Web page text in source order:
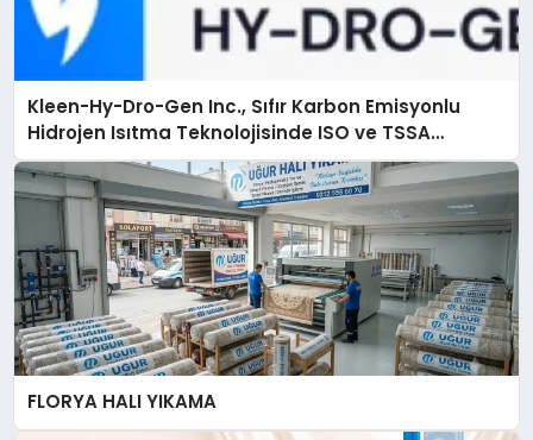
Kleen-Hy-Dro-Gen Inc., Sıfır Karbon Emisyonlu
Hidrojen Isıtma Teknolojisinde ISO ve TSSA
Düzenleyici Onaylarını Aldı
FLORYA HALI YIKAMA